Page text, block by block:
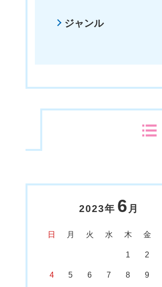
ジャンル
2023年 6 月
日 月 火 水 木 金
1 2
4 5 6 7 8 9